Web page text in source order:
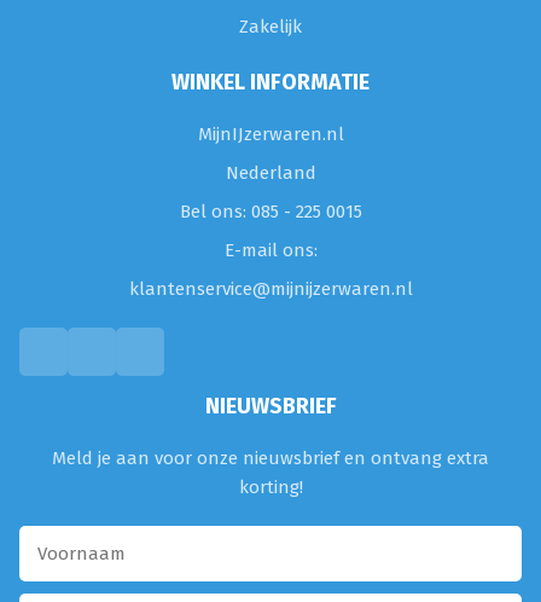
Zakelijk
WINKEL INFORMATIE
MijnIJzerwaren.nl
Nederland
Bel ons: 085 - 225 0015
E-mail ons:
klantenservice@mijnijzerwaren.nl
NIEUWSBRIEF
Meld je aan voor onze nieuwsbrief en ontvang extra
korting!